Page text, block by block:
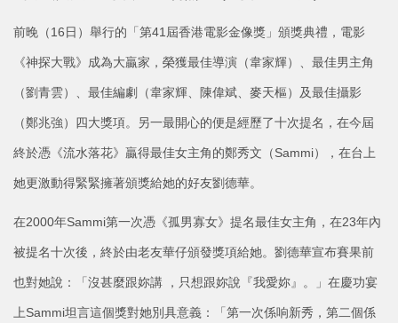
前晚（16日）舉行的「第41屆香港電影金像獎」頒獎典禮，電影
《神探大戰》成為大贏家，榮獲最佳導演（韋家輝）、最佳男主角
（劉青雲）、最佳編劇（韋家輝、陳偉斌、麥天樞）及最佳攝影
（鄭兆強）四大獎項。另一最開心的便是經歷了十次提名，在今屆
終於憑《流水落花》贏得最佳女主角的鄭秀文（Sammi），在台上
她更激動得緊緊擁著頒獎給她的好友劉德華。
在2000年Sammi第一次憑《孤男寡女》提名最佳女主角，在23年內
被提名十次後，終於由老友華仔頒發獎項給她。劉德華宣布賽果前
也對她說：「沒甚麼跟妳講 ，只想跟妳說『我愛妳』。」在慶功宴
上Sammi坦言這個獎對她別具意義：「第一次係响新秀，第二個係